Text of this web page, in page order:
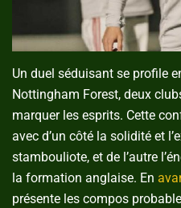
Un duel séduisant se profile
Nottingham Forest, deux
marquer les esprits. Cette
avec d’un côté la solidité et
stambouliote, et de l’autre
la formation anglaise. En
présente les compos